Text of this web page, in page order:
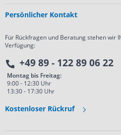
Persönlicher Kontakt
Für Rückfragen und Beratung stehen wir
Verfügung:
+49 89 - 122 89 06 22
Montag bis Freitag:
9:00 - 12:30 Uhr
13:30 - 17:30 Uhr
Kostenloser Rückruf